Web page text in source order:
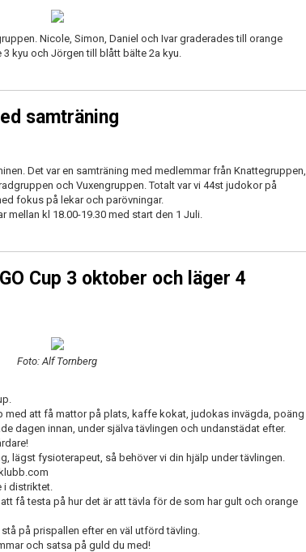
Nicole, Simon, Daniel och Ivar graderades till orange
kyu och Jörgen till blått bälte 2a kyu.
samträning
Det var en samträning med medlemmar från Knattegruppen,
och Vuxengruppen. Totalt var vi 44st judokor på
fokus på lekar och parövningar.
kl 18.00-19.30 med start den 1 Juli.
Cup 3 oktober och läger 4
Foto: Alf Tornberg
med att få mattor på plats, kaffe kokat, judokas invägda, poäng
dagen innan, under själva tävlingen och undanstädat efter.
lägst fysioterapeut, så behöver vi din hjälp under tävlingen.
i distriktet.
få testa på hur det är att tävla för de som har gult och orange
på prispallen efter en väl utförd tävling.
och satsa på guld du med!